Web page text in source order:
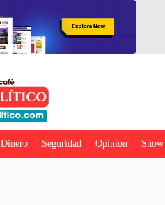
Dinero Seguridad Opinión